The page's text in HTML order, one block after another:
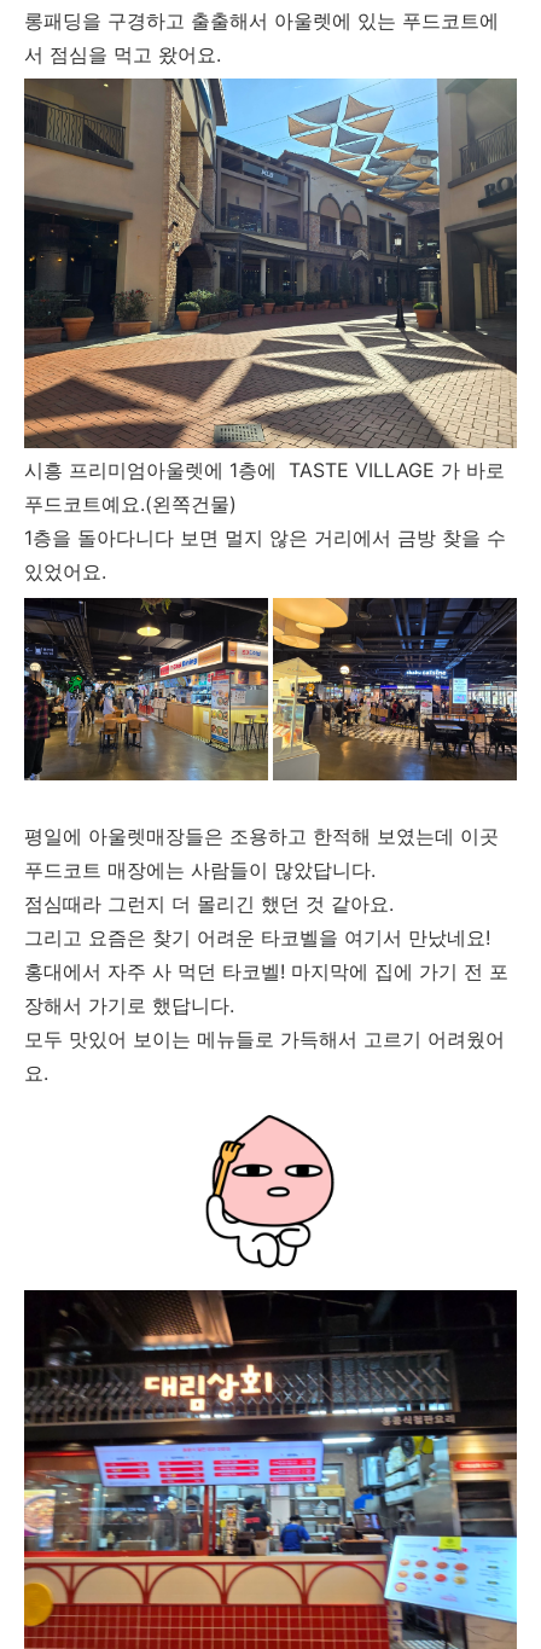
롱패딩을 구경하고 출출해서 아울렛에 있는 푸드코트에
서 점심을 먹고 왔어요.
시흥 프리미엄아울렛에 1층에 TASTE VILLAGE 가 바로
푸드코트예요.(왼쪽건물)
1층을 돌아다니다 보면 멀지 않은 거리에서 금방 찾을 수
있었어요.
평일에 아울렛매장들은 조용하고 한적해 보였는데 이곳
푸드코트 매장에는 사람들이 많았답니다.
점심때라 그런지 더 몰리긴 했던 것 같아요.
그리고 요즘은 찾기 어려운 타코벨을 여기서 만났네요!
홍대에서 자주 사 먹던 타코벨! 마지막에 집에 가기 전 포
장해서 가기로 했답니다.
모두 맛있어 보이는 메뉴들로 가득해서 고르기 어려웠어
요.